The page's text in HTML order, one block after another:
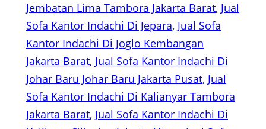
Jembatan Lima Tambora Jakarta Barat, Jual
Sofa Kantor Indachi Di Jepara, Jual Sofa
Kantor Indachi Di Joglo Kembangan
Jakarta Barat, Jual Sofa Kantor Indachi Di
Johar Baru Johar Baru Jakarta Pusat, Jual
Sofa Kantor Indachi Di Kalianyar Tambora
Jakarta Barat, Jual Sofa Kantor Indachi Di